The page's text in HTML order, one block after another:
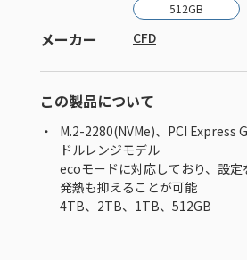
512GB
メーカー CFD
この製品について
M.2-2280(NVMe)、PCI Express
ドルレンジモデル
ecoモードに対応しており、設定
発熱も抑えることが可能
4TB、2TB、1TB、512GB